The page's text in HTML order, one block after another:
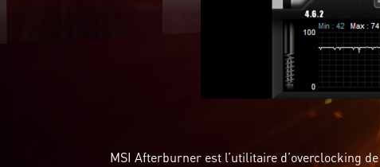
MSI Afterburner est l’utilitaire d’overclocking